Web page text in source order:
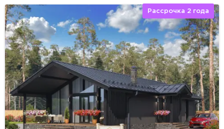
Рассрочка 2 года